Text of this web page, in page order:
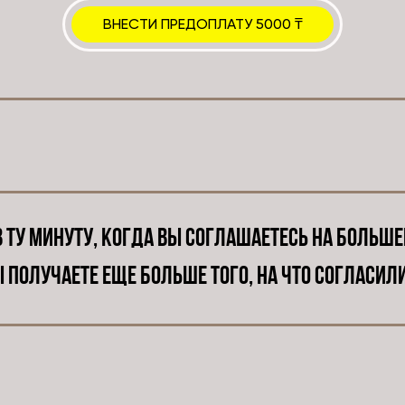
ВНЕСТИ ПРЕДОПЛАТУ 5000 ₸
ту минуту, когда вы соглашаетесь на
получаете еще больше того, на что